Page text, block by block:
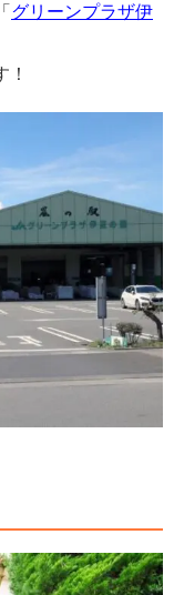
グリーンプラザ伊